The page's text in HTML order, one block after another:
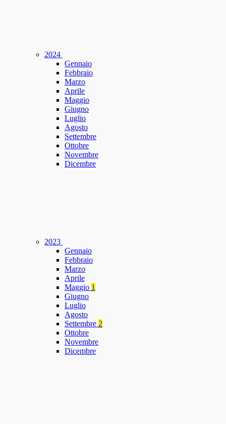
2024
Gennaio
Febbraio
Marzo
Aprile
Maggio
Giugno
Luglio
Agosto
Settembre
Ottobre
Novembre
Dicembre
2023
Gennaio
Febbraio
Marzo
Aprile
Maggio 1
Giugno
Luglio
Agosto
Settembre 2
Ottobre
Novembre
Dicembre